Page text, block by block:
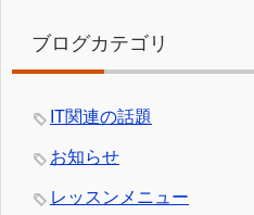
ブログカテゴリ
IT関連の話題
お知らせ
レッスンメニュー